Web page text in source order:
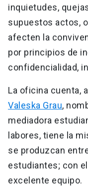
inquietudes,
supuestos actos,
afecten la
por principios de
confidencialidad,
La oficina cuenta,
Valeska Grau,
mediadora
labores, tiene la
se produzcan
estudiantes; con
excelente equipo.